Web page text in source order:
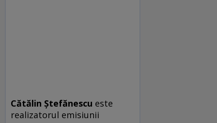
Cătălin Ștefănescu este
realizatorul emisiunii